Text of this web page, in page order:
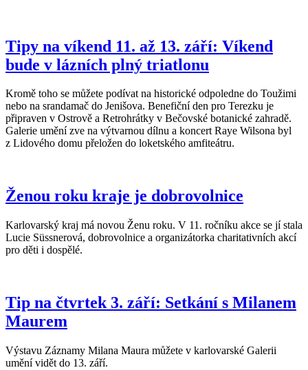
Tipy na víkend 11. až 13. září: Víkend
bude v lázních plný triatlonu
Kromě toho se můžete podívat na historické odpoledne do Toužimi
nebo na srandamač do Jenišova. Benefiční den pro Terezku je
připraven v Ostrově a Retrohrátky v Bečovské botanické zahradě.
Galerie umění zve na výtvarnou dílnu a koncert Raye Wilsona byl
z Lidového domu přeložen do loketského amfiteátru.
Ženou roku kraje je dobrovolnice
Karlovarský kraj má novou Ženu roku. V 11. ročníku akce se jí stala
Lucie Süssnerová, dobrovolnice a organizátorka charitativních akcí
pro děti i dospělé.
Tip na čtvrtek 3. září: Setkání s Milanem
Maurem
Výstavu Záznamy Milana Maura můžete v karlovarské Galerii
umění vidět do 13. září.